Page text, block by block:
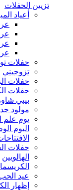
تزيين الحفلات
أعياد
حفلات
تزوجيني
حفلات
حفلات
بيبي شاور
مولود
يوم علم
اليوم
حفلات
الهالويين
عيد
إظهار